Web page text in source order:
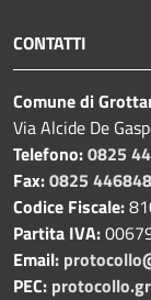
CONTATTI
Comune di
Via Alcide De
Telefono:0825
Fax:0825 446848
Codice Fiscale:
Partita IVA:
Email:
PEC: